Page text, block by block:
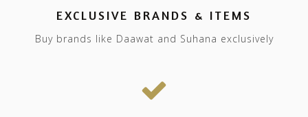
EXCLUSIVE BRANDS & ITEMS
Buy brands like Daawat and Suhana exclusively